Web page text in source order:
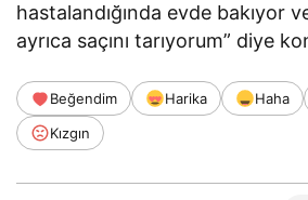
hastalandığında evde bakıyor
ayrıca saçını tarıyorum” diye
Beğendim Harika Haha
Kızgın